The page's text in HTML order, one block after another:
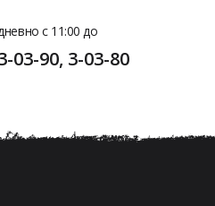
03-90, 3-03-80
с 11:00 до